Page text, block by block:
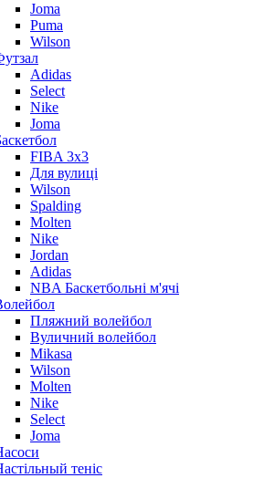
Joma
Puma
Wilson
Adidas
Select
Nike
Joma
FIBA 3x3
Для вулиці
Wilson
Spalding
Molten
Nike
Jordan
Adidas
NBA Баскетбольні м'ячі
Пляжний волейбол
Вуличний волейбол
Mikasa
Wilson
Molten
Nike
Select
Joma
теніс